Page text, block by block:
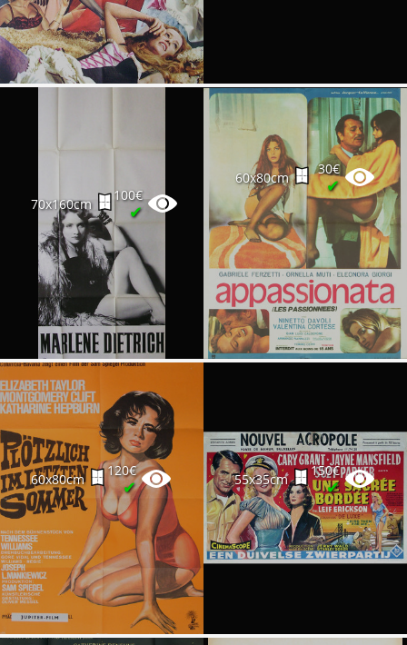
70x160cm
100€
✔
60x80cm
30€
✔
60x80cm
120€
✔ 55x35cm
150€
✔